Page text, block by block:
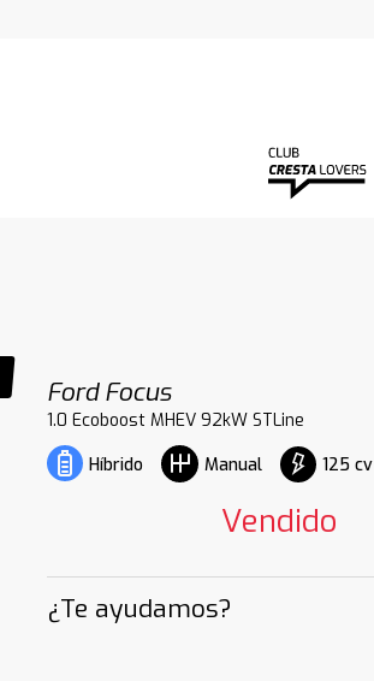
Ford Focus
1.0 Ecoboost MHEV 92kW STLine
Híbrido
Manual 125 cv
Vendido
¿Te ayudamos?